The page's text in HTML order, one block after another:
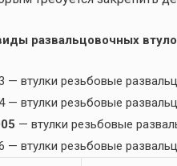
развальцовочных
— втулки резьбовые
— втулки резьбовые
— втулки резьбовые
— втулки резьбовые